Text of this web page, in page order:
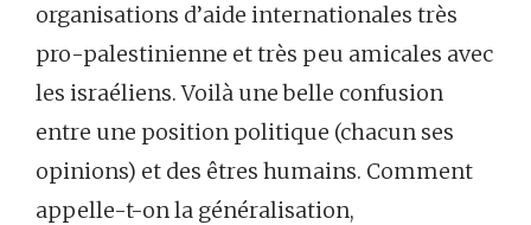
organisations d’aide internationales très
pro-palestinienne et très peu amicales avec
les israéliens. Voilà une belle confusion
entre une position politique (chacun ses
opinions) et des êtres humains. Comment
appelle-t-on la généralisation,